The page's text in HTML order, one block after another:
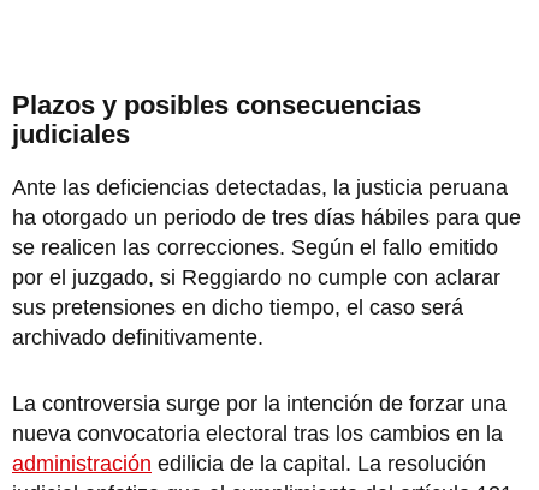
Plazos y posibles consecuencias
judiciales
Ante las deficiencias detectadas, la justicia peruana
ha otorgado un periodo de tres días hábiles para que
se realicen las correcciones. Según el fallo emitido
por el juzgado, si Reggiardo no cumple con aclarar
sus pretensiones en dicho tiempo, el caso será
archivado definitivamente.
La controversia surge por la intención de forzar una
nueva convocatoria electoral tras los cambios en la
administración edilicia de la capital. La resolución